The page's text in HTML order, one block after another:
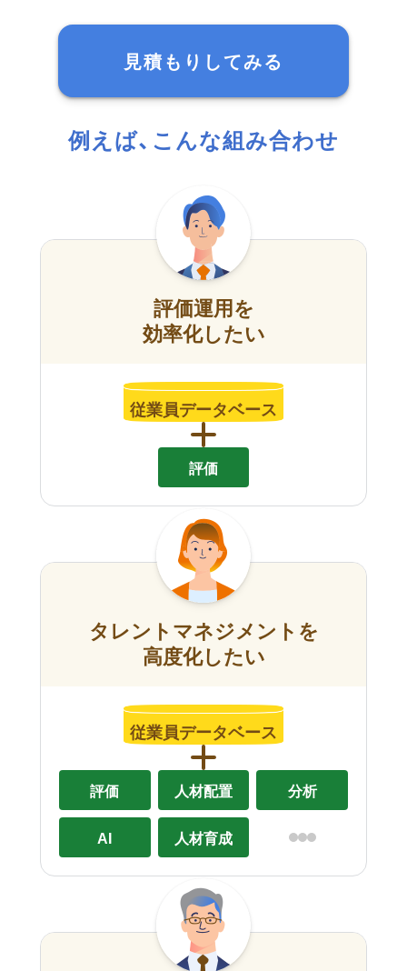
見積もりしてみる
例えば、こんな組み合わせ
評価運用を
効率化したい
従業員データベース
評価
タレントマネジメントを
高度化したい
従業員データベース
評価 人材配置 分析
AI 人材育成